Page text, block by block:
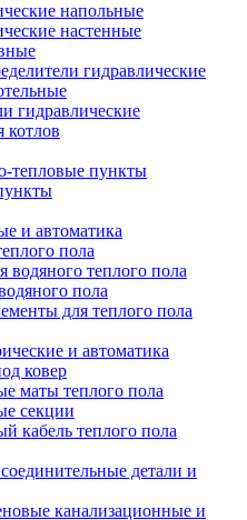
напольные
настенные
гидравлические
гидравлические
тепловые пункты
и автоматика
пола
водяного теплого пола
пола
для теплого пола
и автоматика
ковер
маты теплого пола
секции
кабель теплого пола
детали и
канализационные и